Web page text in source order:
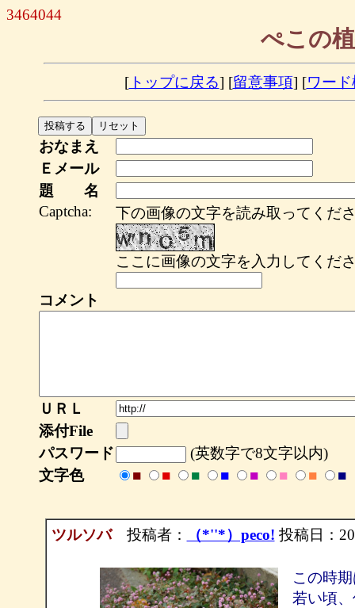
3464044
ぺこの
[トップに戻る] [留意事項] [ワー
おなまえ
Ｅメール
題 名
Captcha:
下の画像の文字を読み取ってくだ
ここに画像の文字を入力してくだ
コメント
ＵＲＬ
添付File
パスワード
(英数字で8文字以内)
文字色
■ ■ ■ ■ ■ ■ ■ ■
ツルソバ投稿者： （*''*）peco! 投稿日：
この時
若い頃